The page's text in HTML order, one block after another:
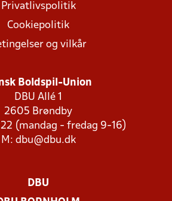
Privatlivspolitik
Cookiepolitik
og vilkår
Boldspil-Union
DBU Allé 1
2605 Brøndby
(mandag - fredag 9-16)
M: dbu@dbu.dk
DBU